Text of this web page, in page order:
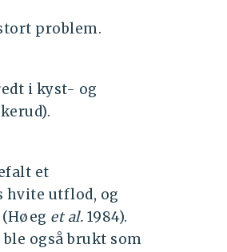
problem.
i kyst- og
et
hvite utflod, og
et al. 1984).
også brukt som